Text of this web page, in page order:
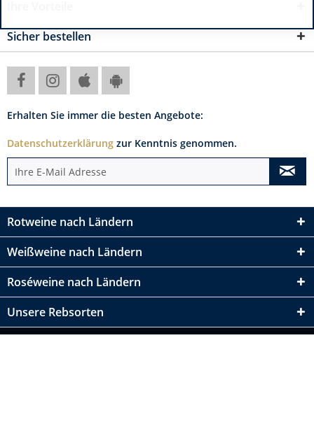
Sicher bestellen
Erhalten Sie immer die besten Angebote:
Datenschutzerklärung zur Kenntnis genommen.
Rotweine nach Ländern
Weißweine nach Ländern
Roséweine nach Ländern
Unsere Rebsorten